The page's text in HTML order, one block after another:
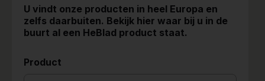
U vindt onze producten in heel Europa en
zelfs daarbuiten. Bekijk hier waar bij u in de
buurt al een HeBlad product staat.
Product